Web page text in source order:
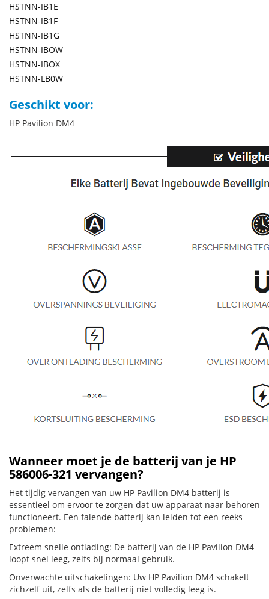
HSTNN-IB1E
HSTNN-IB1F
HSTNN-IB1G
HSTNN-IBOW
HSTNN-IBOX
HSTNN-LB0W
Geschikt voor:
HP Pavilion DM4
Wanneer moet je de batterij van je HP
586006-321 vervangen?
Het tijdig vervangen van uw HP Pavilion DM4 batterij is
essentieel om ervoor te zorgen dat uw apparaat naar behoren
functioneert. Een falende batterij kan leiden tot een reeks
problemen:
Extreem snelle ontlading: De batterij van de HP Pavilion DM4
loopt snel leeg, zelfs bij normaal gebruik.
Onverwachte uitschakelingen: Uw HP Pavilion DM4 schakelt
zichzelf uit, zelfs als de batterij niet volledig leeg is.